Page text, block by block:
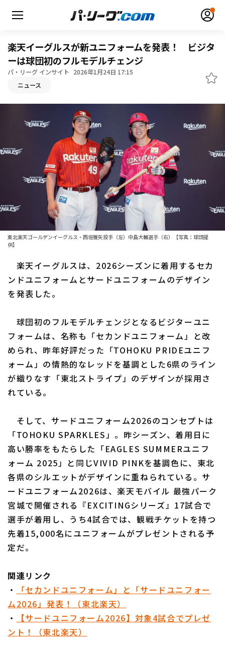
無料アカウント登録
日程・結果
順位表･成績
1軍公式戦
ファーム東地区
ファーム中地区
ファーム西地区
交流戦
選手名鑑
北海道日本ハムファイターズ
東北楽天ゴールデンイーグルス
千葉ロッテマリーンズ
オリックス・バファローズ
福岡ソフトバンクホークス
設定
運営会社
特定商取引法の表示
楽天イーグルスが新ユニフォームを発表！ ビジタ
ーは球団初のフルモデルチェンジ
パ・リーグ インサイト 2026年1月24日 17:15
ニュース
東北楽天ゴールデンイーグルス・西垣雅矢投手（左）中島大輔選手（右）【写真：球団提
供】
楽天イーグルスは、2026シーズンに着用するセカ
ンドユニフォームとサードユニフォームのデザイン
を発表した。
球団初のフルモデルチェンジとなるビジターユニ
フォームは、名称も「セカンドユニフォーム」と改
められ、昨年好評だった「TOHOKU PRIDEユニフ
ォーム」の情熱的なレッドを基調とした6県のライン
が織りなす「東北ストライプ」のデザインが採用さ
れている。
そして、サードユニフォーム2026のコンセプトは
「TOHOKU SPARKLES」。昨シーズン、着用日に
高い勝率をもたらした「EAGLES SUMMERユニフ
ォーム 2025」と同じVIVID PINKを基調色に、東北
各県のシルエットがデザインに重ねられている。サ
ードユニフォーム2026は、楽天モバイル 最強パーク
宮城で開催される『EXCITINGシリーズ』17試合で
選手が着用し、うち4試合では、観戦チケットを持つ
先着15,000名にユニフォームがプレゼントされる予
定だ。
関連リンク
・
「セカンドユニフォーム」と「サードユニフォー
ム2026」発表！（東北楽天）
・
【サードユニフォーム2026】対象4試合でプレゼ
ント！（東北楽天）